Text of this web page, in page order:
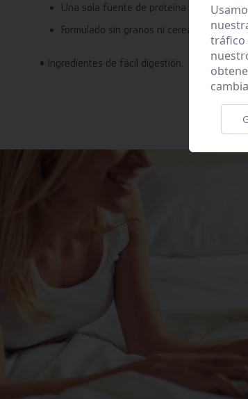
Una sola fuente de proteína animal.
Formulado sin granos ni cereales.
• Ingredientes de fácil digestión.
tráfico